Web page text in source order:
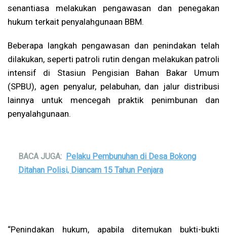
senantiasa melakukan pengawasan dan penegakan
hukum terkait penyalahgunaan BBM.
Beberapa langkah pengawasan dan penindakan telah
dilakukan, seperti patroli rutin dengan melakukan patroli
intensif di Stasiun Pengisian Bahan Bakar Umum
(SPBU), agen penyalur, pelabuhan, dan jalur distribusi
lainnya untuk mencegah praktik penimbunan dan
penyalahgunaan.
BACA JUGA: Pelaku Pembunuhan di Desa Bokong
Ditahan Polisi, Diancam 15 Tahun Penjara
“Penindakan hukum, apabila ditemukan bukti-bukti